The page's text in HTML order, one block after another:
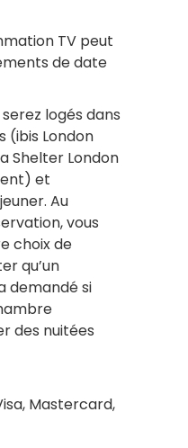
TV peut
de date
serez logés dans
(ibis London
Shelter London
et
Au
vous
choix de
qu’un
demandé si
des nuitées
Mastercard,